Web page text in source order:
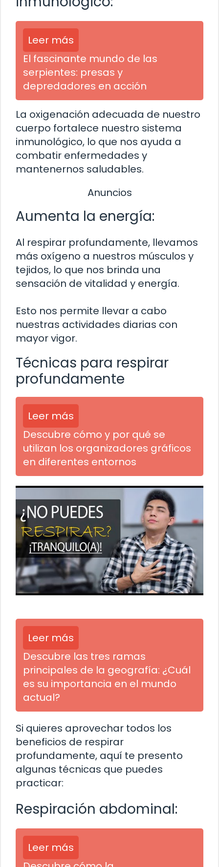
Leer más
El fascinante mundo de las
serpientes: presas y
depredadores en acción
La oxigenación adecuada de nuestro
cuerpo fortalece nuestro sistema
inmunológico, lo que nos ayuda a
combatir enfermedades y
mantenernos saludables.
Anuncios
Aumenta la energía:
Al respirar profundamente, llevamos
más oxígeno a nuestros músculos y
tejidos, lo que nos brinda una
sensación de vitalidad y energía.
Esto nos permite llevar a cabo
nuestras actividades diarias con
mayor vigor.
Técnicas para respirar
profundamente
Leer más
Descubre cómo y por qué se
utilizan los organizadores gráficos
en diferentes entornos
Leer más
Descubre las tres ramas
principales de la geografía: ¿Cuál
es su importancia en el mundo
actual?
Si quieres aprovechar todos los
beneficios de respirar
profundamente, aquí te presento
algunas técnicas que puedes
practicar:
Respiración abdominal:
Leer más